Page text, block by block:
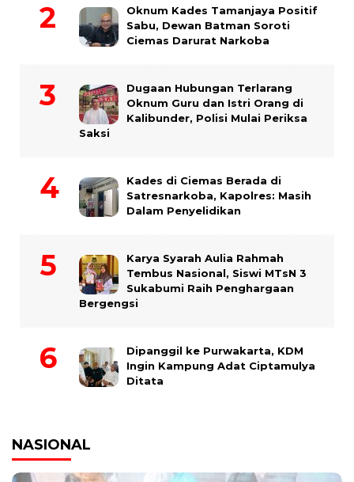
Oknum Kades Tamanjaya Positif
Sabu, Dewan Batman Soroti
Ciemas Darurat Narkoba
Dugaan Hubungan Terlarang
Oknum Guru dan Istri Orang di
Kalibunder, Polisi Mulai Periksa
Saksi
Kades di Ciemas Berada di
Satresnarkoba, Kapolres: Masih
Dalam Penyelidikan
Karya Syarah Aulia Rahmah
Tembus Nasional, Siswi MTsN 3
Sukabumi Raih Penghargaan
Bergengsi
Dipanggil ke Purwakarta, KDM
Ingin Kampung Adat Ciptamulya
Ditata
NASIONAL